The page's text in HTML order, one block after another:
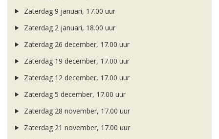
Zaterdag 9 januari, 17.00 uur
Zaterdag 2 januari, 18.00 uur
Zaterdag 26 december, 17.00 uur
Zaterdag 19 december, 17.00 uur
Zaterdag 12 december, 17.00 uur
Zaterdag 5 december, 17.00 uur
Zaterdag 28 november, 17.00 uur
Zaterdag 21 november, 17.00 uur